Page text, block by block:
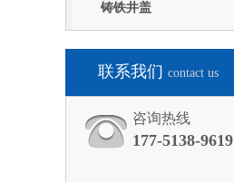
铸铁井盖
联系我们 contact us
咨询热线
177-5138-9619